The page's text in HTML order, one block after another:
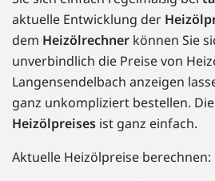
aktuelle Entwicklung der
dem Heizölrechner können Sie
unverbindlich die Preise von
Langensendelbach anzeigen
ganz unkompliziert bestellen.
Heizölpreises ist ganz einfach.
Aktuelle Heizölpreise berechnen: